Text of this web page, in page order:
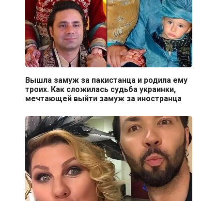
Вышла замуж за пакистанца и родила ему
троих. Как сложилась судьба украинки,
мечтающей выйти замуж за иностранца